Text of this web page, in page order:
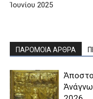
Ἰουνίου 2025
ΠΑΡΟΜΟΙΑ ΑΡΘΡΑ